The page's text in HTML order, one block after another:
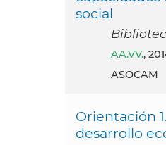
social
AA.VV.,
ASOCAM
Orientación
desarrollo